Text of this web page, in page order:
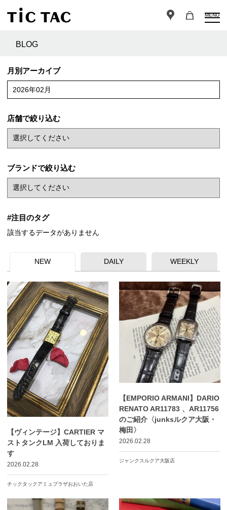
MENU
BLOG
月別アーカイブ
2026年02月
店舗で絞り込む
ブランドで絞り込む
#注目のタグ
該当するデータがありません
NEW DAILY WEEKLY
【ヴィンテージ】CARTIER マ
ストタンクLM 入荷しておりま
す
2026.02.28
チックタックアミュプラザおおいた店
【EMPORIO ARMANI】DARIO
RENATO AR11783 、AR11756
のご紹介〈junksルクア大阪・
梅田〉
2026.02.28
ジャンクスルクア大阪店